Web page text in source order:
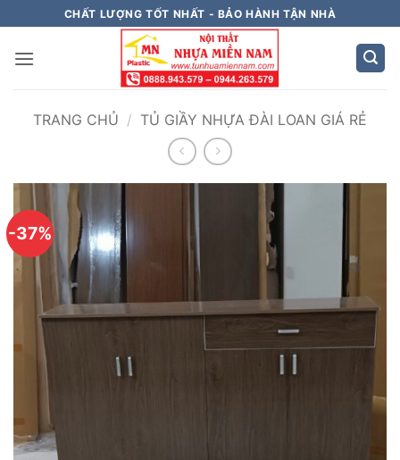
qua
nội
CHẤT LƯỢNG TỐT NHẤT - BẢO HÀNH TẬN NHÀ
TRANG CHỦ / TỦ GIẦY NHỰA ĐÀI LOAN GIÁ RẺ
-37%